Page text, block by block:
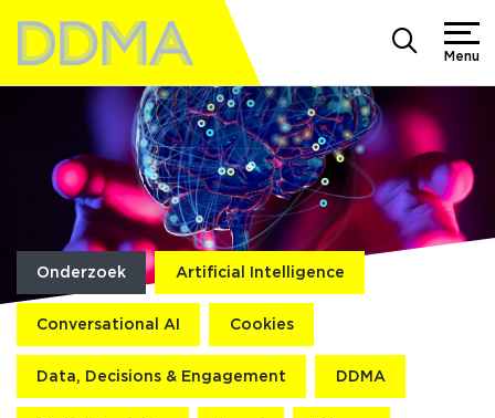
Menu
Onderzoek Artificial Intelligence
Conversational AI Cookies
Data, Decisions & Engagement DDMA